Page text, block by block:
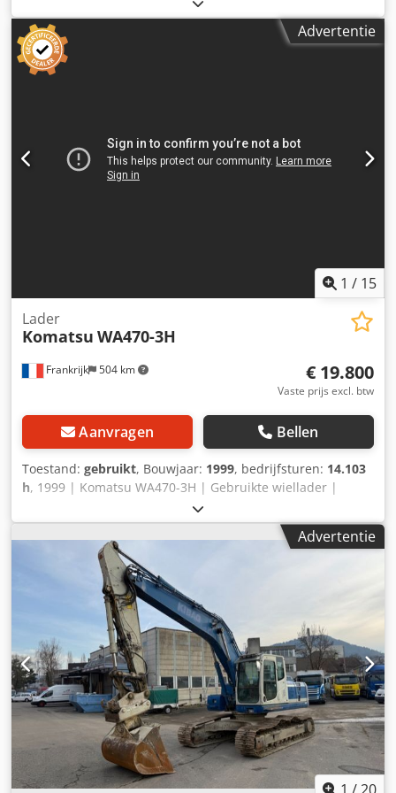
snelwissel, radio, Motor: Kubota [51 kW/69 pk], 2 extra
hydraulische circuits, gewicht: 10.300 kg, in goede staat,
direct inzetbaar! Op verzoek kunnen wij u een lease- of
financieringsaanbieding doen. De heer Mihm (tel.) helpt u
Aandrijving: rups Voor meer informatie kunt u contact
opnemen met Tobias Ebert.
Advertentie
1 / 15
Frankrijk 504 km
Lader
Komatsu WA470-3H
€ 19.800
Vaste prijs excl. btw
Aanvragen Bellen
Toestand: gebruikt, Bouwjaar: 1999, bedrijfsturen: 14.103
h, 1999 | Komatsu WA470-3H | Gebruikte wiellader |
14.103 uur 📍 Locatie: Frankrijk 🚛 Levering mogelijk naar
uw bestemming – Gebruik onze transportcalculator voor
een kostenraming! 💰 Nu kopen voor EUR 19.800 of doe een
bod. Betaling bij levering mogelijk tegen een betaalbare
toeslag (na goedkeuring)* 👷‍♂️ Geïnspecteerd door een
onafhankelijke expert 57 inspectiepunten: 33 goedgekeurd
✅ 14 imperfect ℹ️ 10 gebreken ⚠️ 📌 Opmerking van de
inspecteur: Slecht functionerende wiellader, zeer weinig
transmissieolie. Veel roest, defecte uitlaatdemper, diverse
lekkages en de cabine-elektronica werkt niet, speling op de
scharnierpennen en stuurcilinders, achteras lekt olie,
motor loopt goed, rechter voorrem moet gecontroleerd
worden, stall-test beweegt de machine niet. 📄 Wilt u het
volledige inspectierapport, extra foto’s of een video zien?
Tip: Gebruik referentie “40838 Equippo” bij het zoeken
naar meer details online. 💡 Waarom deze machine en
Advertentie